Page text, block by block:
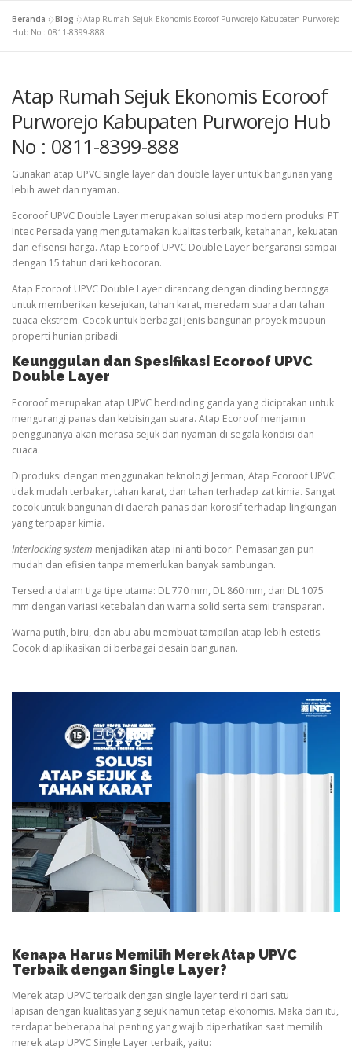
Beranda »Blog »Atap Rumah Sejuk Ekonomis Ecoroof Purworejo Kabupaten Purworejo
Hub No : 0811-8399-888
Atap Rumah Sejuk Ekonomis Ecoroof
Purworejo Kabupaten Purworejo Hub
No : 0811-8399-888
Gunakan atap UPVC single layer dan double layer untuk bangunan yang
lebih awet dan nyaman.
Ecoroof UPVC Double Layer merupakan solusi atap modern produksi PT
Intec Persada yang mengutamakan kualitas terbaik, ketahanan, kekuatan
dan efisensi harga. Atap Ecoroof UPVC Double Layer bergaransi sampai
dengan 15 tahun dari kebocoran.
Atap Ecoroof UPVC Double Layer dirancang dengan dinding berongga
untuk memberikan kesejukan, tahan karat, meredam suara dan tahan
cuaca ekstrem. Cocok untuk berbagai jenis bangunan proyek maupun
properti hunian pribadi.
Keunggulan dan Spesifikasi Ecoroof UPVC
Double Layer
Ecoroof merupakan atap UPVC berdinding ganda yang diciptakan untuk
mengurangi panas dan kebisingan suara. Atap Ecoroof menjamin
penggunanya akan merasa sejuk dan nyaman di segala kondisi dan
cuaca.
Diproduksi dengan menggunakan teknologi Jerman, Atap Ecoroof UPVC
tidak mudah terbakar, tahan karat, dan tahan terhadap zat kimia. Sangat
cocok untuk bangunan di daerah panas dan korosif terhadap lingkungan
yang terpapar kimia.
Interlocking system menjadikan atap ini anti bocor. Pemasangan pun
mudah dan efisien tanpa memerlukan banyak sambungan.
Tersedia dalam tiga tipe utama: DL 770 mm, DL 860 mm, dan DL 1075
mm dengan variasi ketebalan dan warna solid serta semi transparan.
Warna putih, biru, dan abu-abu membuat tampilan atap lebih estetis.
Cocok diaplikasikan di berbagai desain bangunan.
Kenapa Harus Memilih Merek Atap UPVC
Terbaik dengan Single Layer?
Merek atap UPVC terbaik dengan single layer terdiri dari satu
lapisan dengan kualitas yang sejuk namun tetap ekonomis. Maka dari itu,
terdapat beberapa hal penting yang wajib diperhatikan saat memilih
merek atap UPVC Single Layer terbaik, yaitu: